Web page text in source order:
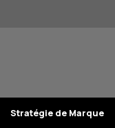
Stratégie de Marque